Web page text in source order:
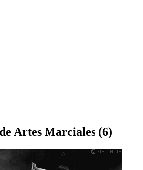
Artes Marciales (6)